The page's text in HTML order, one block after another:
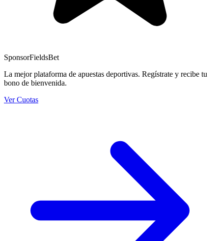
SponsorFieldsBet
La mejor plataforma de apuestas deportivas. Regístrate y recibe tu
bono de bienvenida.
Ver Cuotas